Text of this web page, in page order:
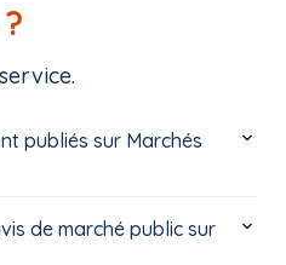
publiés sur Marchés
de marché public sur